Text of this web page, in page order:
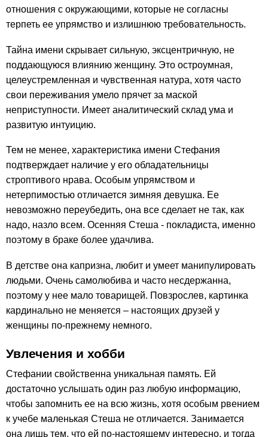
отношения с окружающими, которые не согласны
терпеть ее упрямство и излишнюю требовательность.
Тайна имени скрывает сильную, эксцентричную, не
поддающуюся влиянию женщину. Это остроумная,
целеустремленная и чувственная натура, хотя часто
свои переживания умело прячет за маской
неприступности. Имеет аналитический склад ума и
развитую интуицию.
Тем не менее, характеристика имени Стефания
подтверждает наличие у его обладательницы
строптивого нрава. Особым упрямством и
нетерпимостью отличается зимняя девушка. Ее
невозможно переубедить, она все сделает не так, как
надо, назло всем. Осенняя Стеша - покладиста, именно
поэтому в браке более удачлива.
В детстве она капризна, любит и умеет манипулировать
людьми. Очень самолюбива и часто несдержанна,
поэтому у нее мало товарищей. Повзрослев, картинка
кардинально не меняется – настоящих друзей у
женщины по-прежнему немного.
Увлечения и хобби
Стефании свойственна уникальная память. Ей
достаточно услышать один раз любую информацию,
чтобы запомнить ее на всю жизнь, хотя особым рвением
к учебе маленькая Стеша не отличается. Занимается
она лишь тем, что ей по-настоящему интересно, и тогда